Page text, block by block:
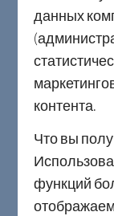
данных
Что вы
функций